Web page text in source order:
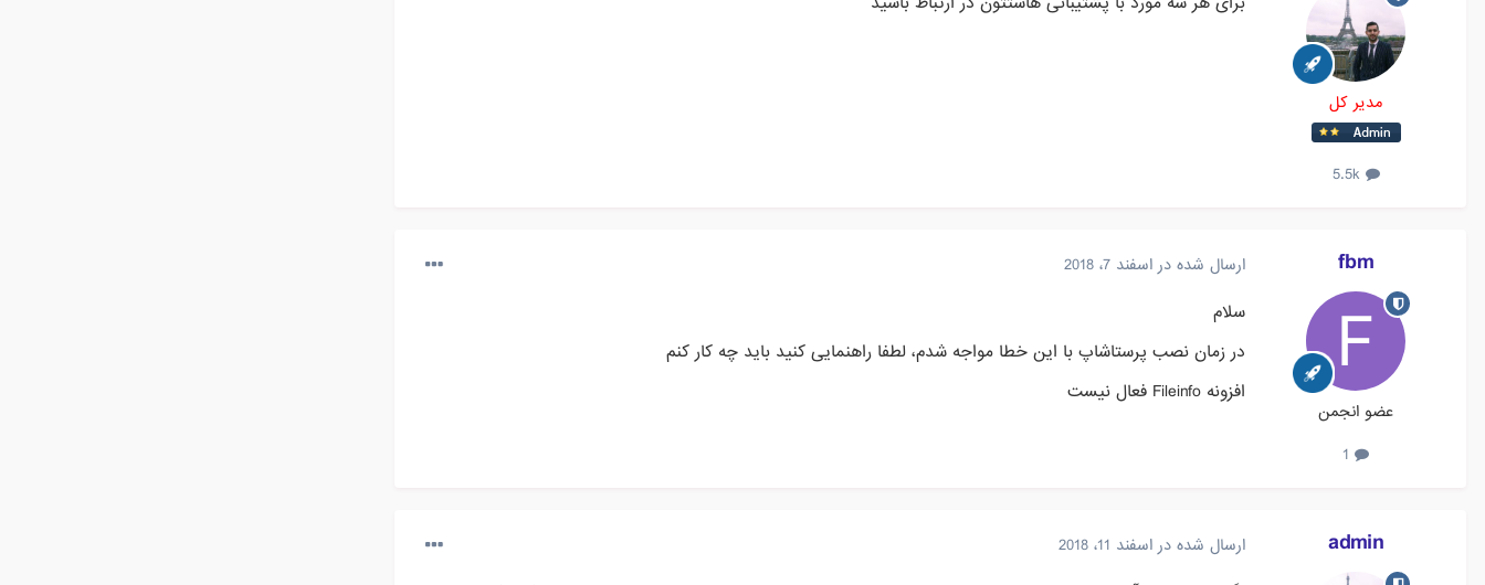
مدیر کل
fbm
عضو انجمن
ارسال شده در اسفند 7، 2018
سلام
در زمان نصب پرستاشاپ با این خطا مواجه شدم، لطفا راهنمایی کنید باید چه کار کنم
افزونه Fileinfo فعال نیست
admin ارسال شده در اسفند 11، 2018